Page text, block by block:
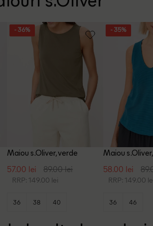
- 36%
Maiou s.Oliver, verde
57.00 lei 89.00 lei
RRP: 149.00 lei
36 38 40
- 35%
Maiou
58.00 lei
RRP: 149.00
36 46